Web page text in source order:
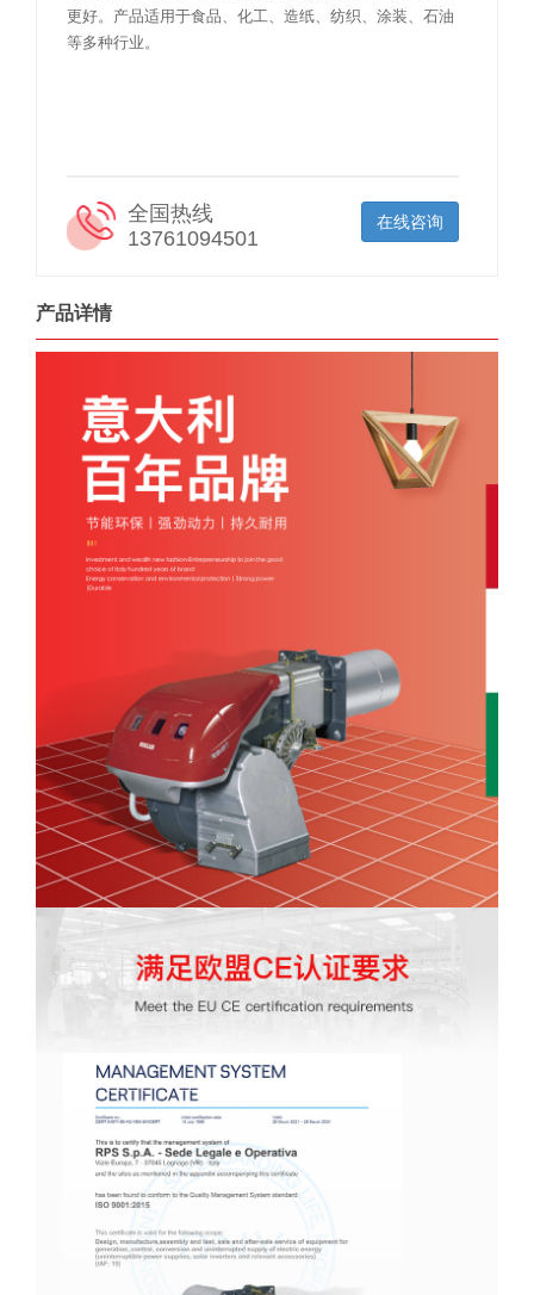
更好。产品适用于食品、化工、造纸、纺织、涂装、石油
等多种行业。
全国热线
13761094501
在线咨询
产品详情